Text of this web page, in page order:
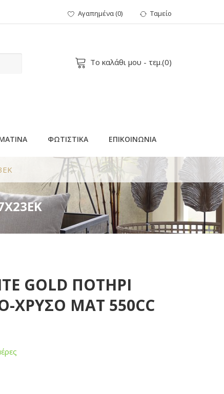
Αγαπημένα(0) Ταμείο
Το καλάθι μου - τεμ.(0)
ΦΩΤΙΣΤΙΚΑ ΕΠΙΚΟΙΝΩΝΙΑ
GOLD ΠΟΤΗΡΙ
ΧΡΥΣΟ ΜΑΤ 550CC